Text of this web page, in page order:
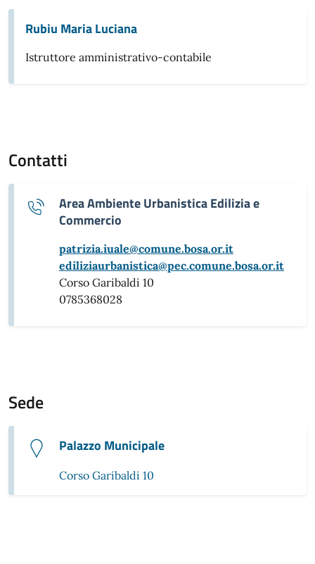
Rubiu Maria Luciana
Istruttore amministrativo-contabile
Contatti
Area Ambiente Urbanistica Edilizia e
Commercio
patrizia.iuale@comune.bosa.or.it
ediliziaurbanistica@pec.comune.bosa.or.it
Corso Garibaldi 10
0785368028
Sede
Palazzo Municipale
Corso Garibaldi 10